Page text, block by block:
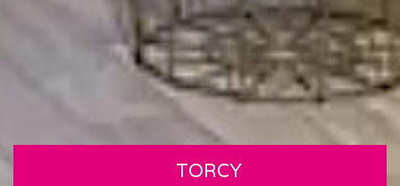
TORCY